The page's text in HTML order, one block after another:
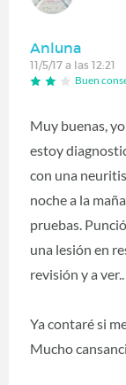
Anluna
11/5/17 a las 12:21
Buen
Muy buenas,
estoy
con una
noche a la
pruebas.
una lesión en
revisión y a ver..
Ya contaré si
Mucho